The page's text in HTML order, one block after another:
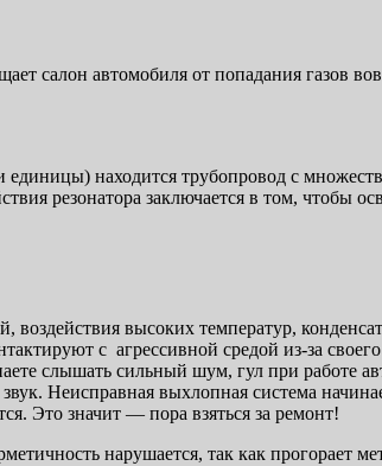
салон автомобиля от попадания газов
находится трубопровод с
резонатора заключается в том, чтобы
высоких температур,
с агрессивной средой из-за
слышать сильный шум, гул при работе
Неисправная выхлопная система
Это значит — пора взяться за ремонт!
нарушается, так как прогорает